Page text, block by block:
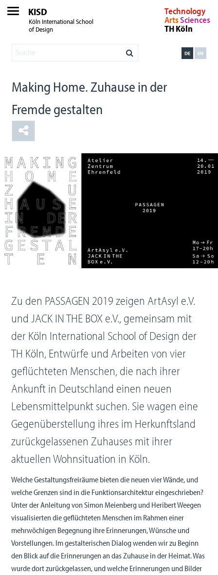
KISD
Köln International School
of Design
Technology
ArtsSciences
TH Köln
EN
DE
Making Home. Zuhause in der
Fremde gestalten
Zu den PASSAGEN 2019 zeigen ArtAsyl e.V.
und JACK IN THE BOX e.V., gemeinsam mit
der Köln International School of Design der
TH Köln, Entwürfe und Arbeiten von vier
geflüchteten Menschen, die nach ihrer
Ankunft in Deutschland einen neuen
Lebensmittelpunkt suchen. Sie wagen eine
Gegenüberstellung ihres im Herkunftsland
zurückgelassenen Zuhauses mit ihrer
aktuellen Wohnsituation in Köln.
Welche Gestaltungsfreiräume bieten die neuen vier Wände, und
welche Grenzen sind in die Funktionsarchitektur eingeschrieben?
Unter der Anleitung von Simon Meienberg und Heribert Weegen
visualisierten die geflüchteten Menschen im Rahmen einer
mehrwöchigen Begegnung ihre Erinnerungen, Wünsche und
Vorstellungen. Im gestalterischen Dialog wenden wir zu Beginn
den Blick auf die Erinnerungen an das Zuhause in der Heimat. Was
wurde dort zurückgelassen, und welche Erinnerungen und Bilder